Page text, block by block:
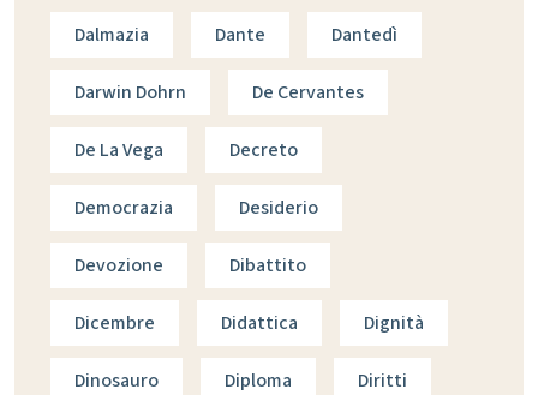
Dalmazia Dante Dantedì
Darwin Dohrn De Cervantes
De La Vega Decreto
Democrazia Desiderio
Devozione Dibattito
Dicembre Didattica Dignità
Dinosauro Diploma Diritti